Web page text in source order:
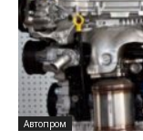
Автопром